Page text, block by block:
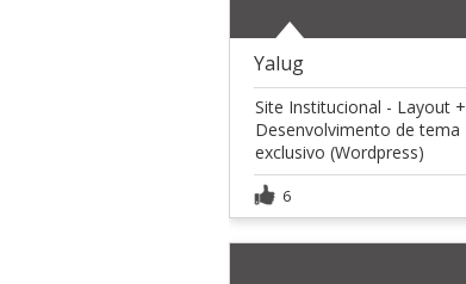
Yalug
Site Institucional - Layout +
Desenvolvimento de tema
exclusivo (Wordpress)
6